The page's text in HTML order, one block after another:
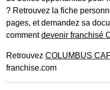
? Retrouvez la fiche
pages, et demandez sa
commentdevenir franchisé
Retrouvez COLUMBUS
franchise.com